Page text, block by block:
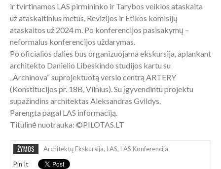
ir tvirtinamos LAS pirmininko ir Tarybos veiklos ataskaita
už ataskaitinius metus, Revizijos ir Etikos komisijų
ataskaitos už 2024 m. Po konferencijos pasisakymų –
neformalus konferencijos uždarymas.
Po oficialios dalies bus organizuojama ekskursija, aplankant
architekto Danielio Libeskindo studijos kartu su
„Archinova“ suprojektuotą verslo centrą ARTERY
(Konstitucijos pr. 18B, Vilnius). Su įgyvendintu projektu
supažindins architektas Aleksandras Gvildys.
Parengta pagal LAS informaciją.
Titulinė nuotrauka: ©PILOTAS.LT
ŽYMOS Architektų Ekskursija, LAS, LAS Konferencija
Pin It